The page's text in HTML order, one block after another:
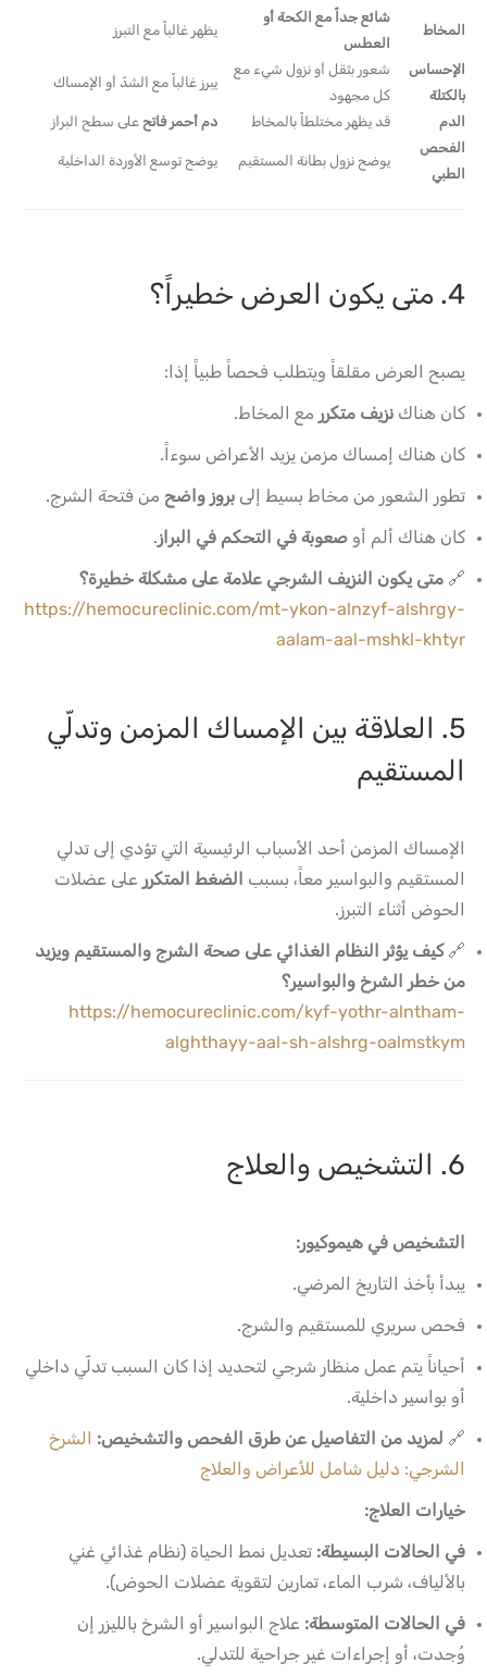
المخاط
شائع جداً مع الكحة أو
العطس
يظهر غالباً مع التبرز
الإحساس
بالكتلة
شعور بثقل أو نزول شيء مع
كل مجهود
يبرز غالباً مع الشدّ أو الإمساك
الدم قد يظهر مختلطاً بالمخاط دم أحمر فاتح على سطح البراز
الفحص
الطبي
يوضح نزول بطانة المستقيم يوضح توسع الأوردة الداخلية
4. متى يكون العرض خطيراً؟
يصبح العرض مقلقاً ويتطلب فحصاً طبياً إذا:
كان هناك نزيف متكرر مع المخاط.
كان هناك إمساك مزمن يزيد الأعراض سوءاً.
تطور الشعور من مخاط بسيط إلى بروز واضح من فتحة الشرج.
كان هناك ألم أو صعوبة في التحكم في البراز.
🔗 متى يكون النزيف الشرجي علامة على مشكلة خطيرة؟
https://hemocureclinic.com/mt-ykon-alnzyf-alshrgy-
aalam-aal-mshkl-khtyr
5. العلاقة بين الإمساك المزمن وتدلّي
المستقيم
الإمساك المزمن أحد الأسباب الرئيسية التي تؤدي إلى تدلي
المستقيم والبواسير معاً، بسبب الضغط المتكرر على عضلات
الحوض أثناء التبرز.
🔗كيف يؤثر النظام الغذائي على صحة الشرج والمستقيم ويزيد
من خطر الشرخ والبواسير؟
https://hemocureclinic.com/kyf-yothr-alntham-
alghthayy-aal-sh-alshrg-oalmstkym
6. التشخيص والعلاج
التشخيص في هيموكيور:
يبدأ بأخذ التاريخ المرضي.
فحص سريري للمستقيم والشرج.
أحياناً يتم عمل منظار شرجي لتحديد إذا كان السبب تدلّي داخلي
أو بواسير داخلية.
🔗 لمزيد من التفاصيل عن طرق الفحص والتشخيص: الشرخ
الشرجي: دليل شامل للأعراض والعلاج
خيارات العلاج:
في الحالات البسيطة: تعديل نمط الحياة (نظام غذائي غني
بالألياف، شرب الماء، تمارين لتقوية عضلات الحوض).
في الحالات المتوسطة: علاج البواسير أو الشرخ بالليزر إن
وُجدت، أو إجراءات غير جراحية للتدلي.